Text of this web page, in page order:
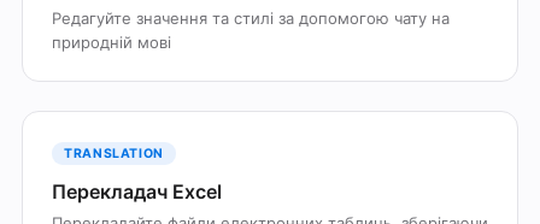
Редагуйте значення та стилі за допомогою чату на
природній мові
TRANSLATION
Перекладач Excel